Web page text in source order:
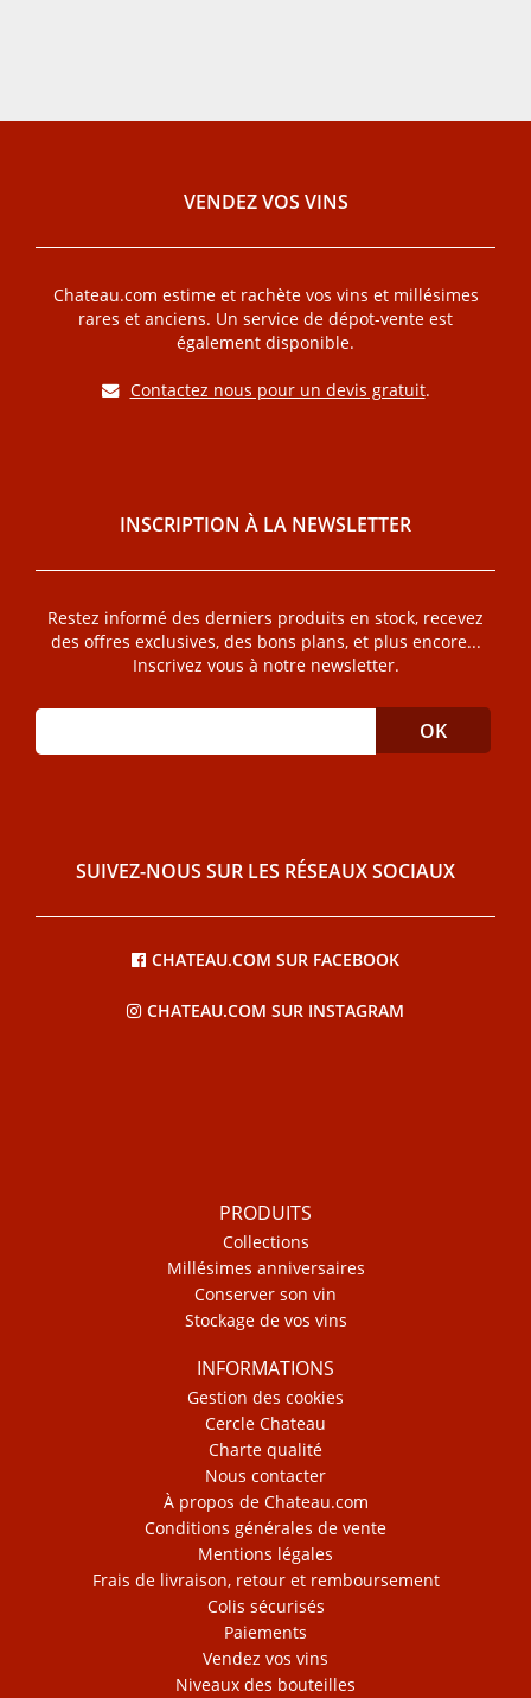
VENDEZ VOS VINS
Chateau.com estime et rachète vos vins et millésimes
rares et anciens. Un service de dépot-vente est
également disponible.
Contactez nous pour un devis gratuit.
INSCRIPTION À LA NEWSLETTER
Restez informé des derniers produits en stock, recevez
des offres exclusives, des bons plans, et plus encore...
Inscrivez vous à notre newsletter.
SUIVEZ-NOUS SUR LES RÉSEAUX SOCIAUX
CHATEAU.COM SUR FACEBOOK
CHATEAU.COM SUR INSTAGRAM
PRODUITS
Collections
Millésimes anniversaires
Conserver son vin
Stockage de vos vins
INFORMATIONS
Gestion des cookies
Cercle Chateau
Charte qualité
Nous contacter
À propos de Chateau.com
Conditions générales de vente
Mentions légales
Frais de livraison, retour et remboursement
Colis sécurisés
Paiements
Vendez vos vins
Niveaux des bouteilles